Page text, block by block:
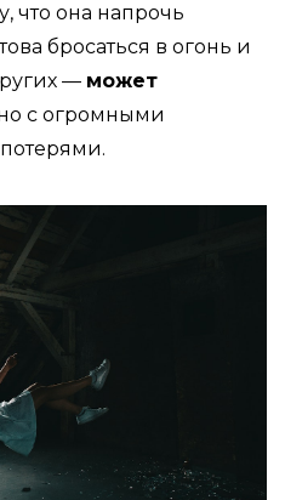
что она напрочь
бросаться в огонь и
— может
с огромными